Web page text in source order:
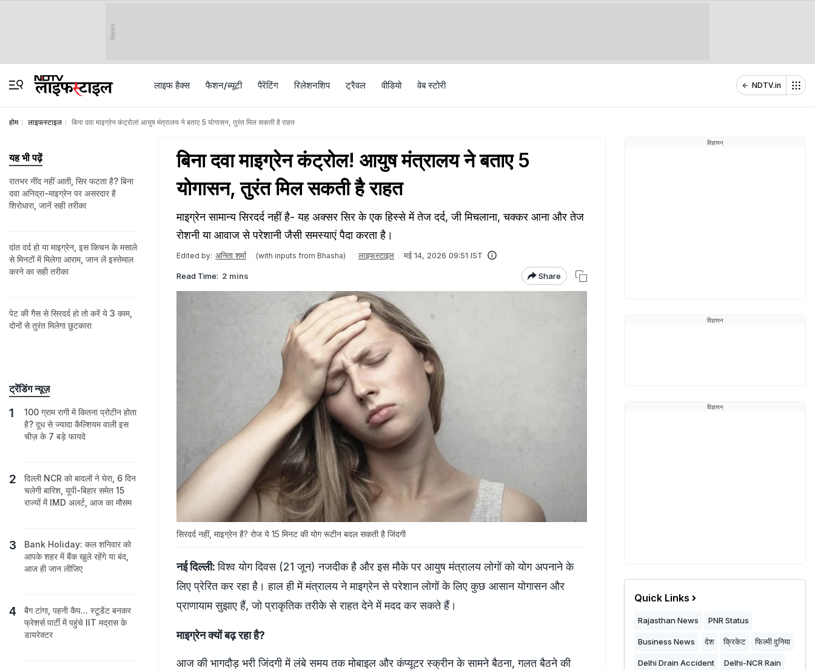
विज्ञापन
लाइफ हैक्स फैशन/ब्‍यूटी पैरेंटिंग रिलेशनशिप ट्रैवल वीड‍ियो वेब स्टोरी NDTV.in
होम लाइफस्टाइल बिना दवा माइग्रेन कंट्रोल! आयुष मंत्रालय ने बताए 5 योगासन, तुरंत मिल सकती है राहत
बिना दवा माइग्रेन कंट्रोल! आयुष मंत्रालय ने बताए 5
योगासन, तुरंत मिल सकती है राहत
माइग्रेन सामान्य सिरदर्द नहीं है- यह अक्सर सिर के एक हिस्से में तेज दर्द, जी मिचलाना, चक्कर आना और तेज
रोशनी या आवाज से परेशानी जैसी समस्याएं पैदा करता है।
Edited by: अनिता शर्मा (with inputs from Bhasha) लाइफस्टाइल मई 14, 2026 09:51 IST
Read Time: 2 mins Share
सिरदर्द नहीं, माइग्रेन है? रोज ये 15 मिनट की योग रूटीन बदल सकती है जिंदगी
नई दिल्ली: विश्व योग दिवस (21 जून) नजदीक है और इस मौके पर आयुष मंत्रालय लोगों को योग अपनाने के
लिए प्रेरित कर रहा है। हाल ही में मंत्रालय ने माइग्रेन से परेशान लोगों के लिए कुछ आसान योगासन और
प्राणायाम सुझाए हैं, जो प्राकृतिक तरीके से राहत देने में मदद कर सकते हैं।
माइग्रेन क्यों बढ़ रहा है?
आज की भागदौड़ भरी जिंदगी में लंबे समय तक मोबाइल और कंप्यूटर स्क्रीन के सामने बैठना, गलत बैठने की
यह भी पढ़ें
रातभर नींद नहीं आती, सिर फटता है? बिना
दवा अनिद्रा-माइग्रेन पर असरदार है
शिरोधारा, जानें सही तरीका
दांत दर्द हो या माइग्रेन, इस किचन के मसाले
से मिनटों में मिलेगा आराम, जान लें इस्तेमाल
करने का सही तरीका
पेट की गैस से सिरदर्द हो तो करें ये 3 काम,
दोनों से तुरंत मिलेगा छुटकारा
ट्रेंडिंग न्यूज़
100 ग्राम रागी में कितना प्रोटीन होता
है? दूध से ज्यादा कैल्शियम वाली इस
चीज़ के 7 बड़े फायदे
दिल्ली NCR को बादलों ने घेरा, 6 दिन
चलेगी बारिश, यूपी-बिहार समेत 15
राज्यों में IMD अलर्ट, आज का मौसम
Bank Holiday: कल शनिवार को
आपके शहर में बैंक खुले रहेंगे या बंद,
आज ही जान लीजिए
बैग टांगा, पहनी कैप... स्टूडेंट बनकर
फ्रेशर्स पार्टी में पहुंचे IIT मद्रास के
डायरेक्टर
विज्ञापन
विज्ञापन
विज्ञापन
Quick Links
Rajasthan News PNR Status
Business News देश क्रिकेट फिल्मी दुनिया
Delhi Drain Accident Delhi-NCR Rain